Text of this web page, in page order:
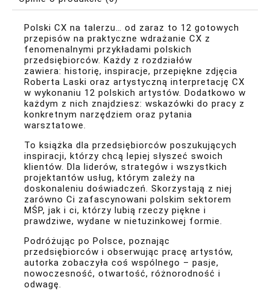
Polski CX na talerzu… od zaraz to 12 gotowych
przepisów na praktyczne wdrażanie CX z
fenomenalnymi przykładami polskich
przedsiębiorców. Każdy z rozdziałów
zawiera: historię, inspiracje, przepiękne zdjęcia
Roberta Laski oraz artystyczną interpretację CX
w wykonaniu 12 polskich artystów. Dodatkowo w
każdym z nich znajdziesz: wskazówki do pracy z
konkretnym narzędziem oraz pytania
warsztatowe.
To książka dla przedsiębiorców poszukujących
inspiracji, którzy chcą lepiej słyszeć swoich
klientów. Dla liderów, strategów i wszystkich
projektantów usług, którym zależy na
doskonaleniu doświadczeń. Skorzystają z niej
zarówno Ci zafascynowani polskim sektorem
MŚP, jak i ci, którzy lubią rzeczy piękne i
prawdziwe, wydane w nietuzinkowej formie.
Podróżując po Polsce, poznając
przedsiębiorców i obserwując pracę artystów,
autorka zobaczyła coś wspólnego – pasje,
nowoczesność, otwartość, różnorodność i
odwagę.